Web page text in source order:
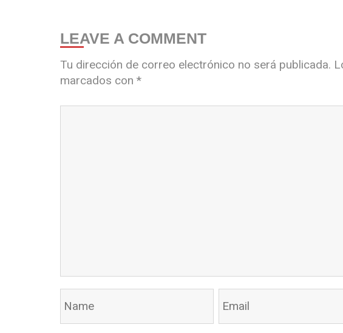
LEAVE A COMMENT
Tu dirección de correo electrónico no será publicada.
marcados con *